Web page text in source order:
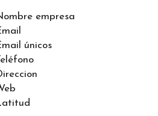
empresa
únicos